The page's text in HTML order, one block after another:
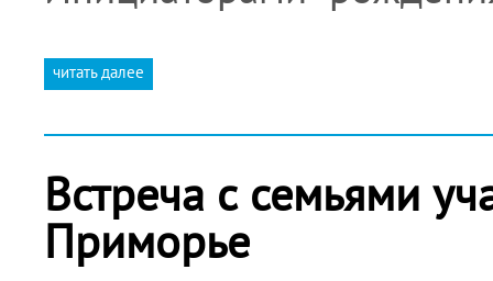
читать далее
Встреча с семьями
Приморье